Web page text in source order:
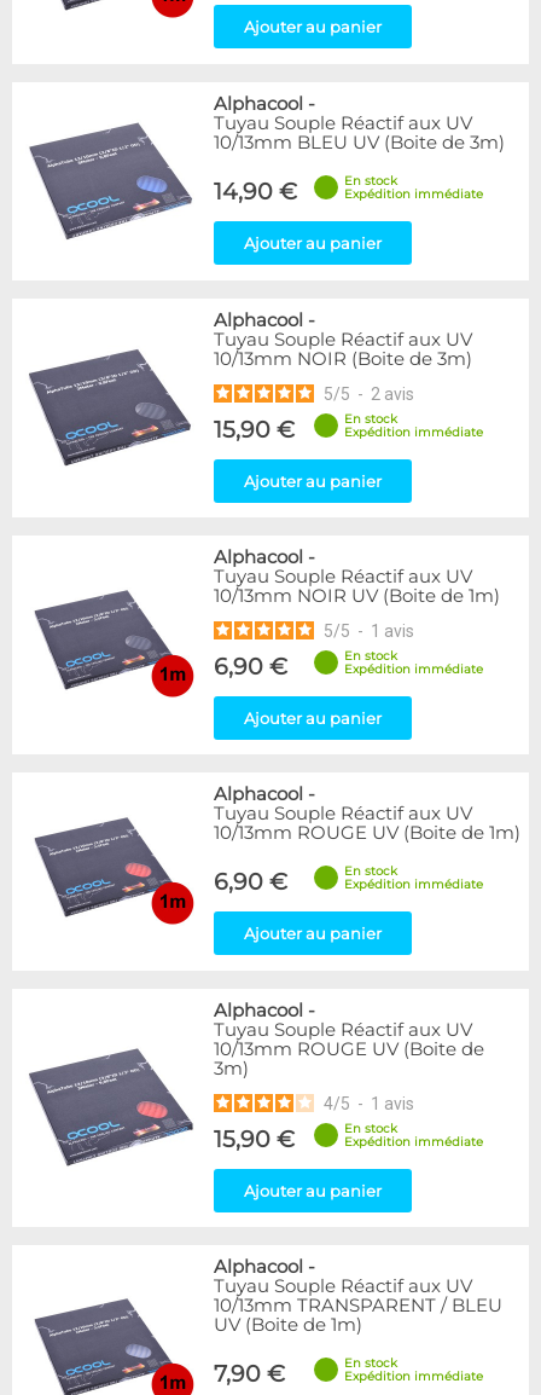
Ajouter au panier
Alphacool -
Tuyau Souple Réactif aux UV
10/13mm BLEU UV (Boite de 3m)
14,90 €
En stock
Expédition immédiate
Ajouter au panier
Alphacool -
Tuyau Souple Réactif aux UV
10/13mm NOIR (Boite de 3m)
5/5 - 2 avis
15,90 €
En stock
Expédition immédiate
Ajouter au panier
Alphacool -
Tuyau Souple Réactif aux UV
10/13mm NOIR UV (Boite de 1m)
5/5 - 1 avis
6,90 €
En stock
Expédition immédiate
Ajouter au panier
Alphacool -
Tuyau Souple Réactif aux UV
10/13mm ROUGE UV (Boite de 1m)
6,90 €
En stock
Expédition immédiate
Ajouter au panier
Alphacool -
Tuyau Souple Réactif aux UV
10/13mm ROUGE UV (Boite de
3m)
4/5 - 1 avis
15,90 €
En stock
Expédition immédiate
Ajouter au panier
Alphacool -
Tuyau Souple Réactif aux UV
10/13mm TRANSPARENT / BLEU
UV (Boite de 1m)
7,90 €
En stock
Expédition immédiate